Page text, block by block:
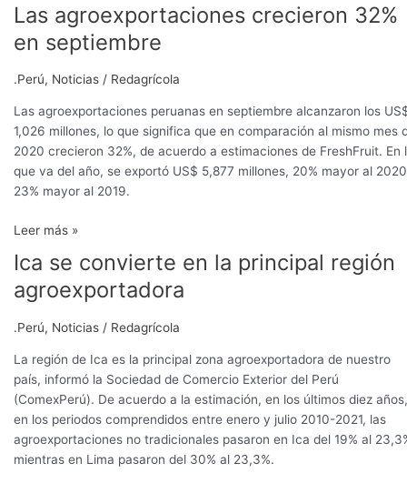
Las agroexportaciones crecieron 32%
en septiembre
.Perú, Noticias / Redagrícola
Las agroexportaciones peruanas en septiembre alcanzaron los
1,026 millones, lo que significa que en comparación al mismo mes
2020 crecieron 32%, de acuerdo a estimaciones de FreshFruit. En
que va del año, se exportó US$ 5,877 millones, 20% mayor al
23% mayor al 2019.
Las
agroexportaciones
crecieron
septiembre
Leer más »
Ica se convierte en la principal región
agroexportadora
.Perú, Noticias / Redagrícola
La región de Ica es la principal zona agroexportadora de nuestro
país, informó la Sociedad de Comercio Exterior del Perú
(ComexPerú). De acuerdo a la estimación, en los últimos diez años,
en los periodos comprendidos entre enero y julio 2010-2021, las
agroexportaciones no tradicionales pasaron en Ica del 19% al
mientras en Lima pasaron del 30% al 23,3%.
Ica
convierte
principal
región
agroexportadora